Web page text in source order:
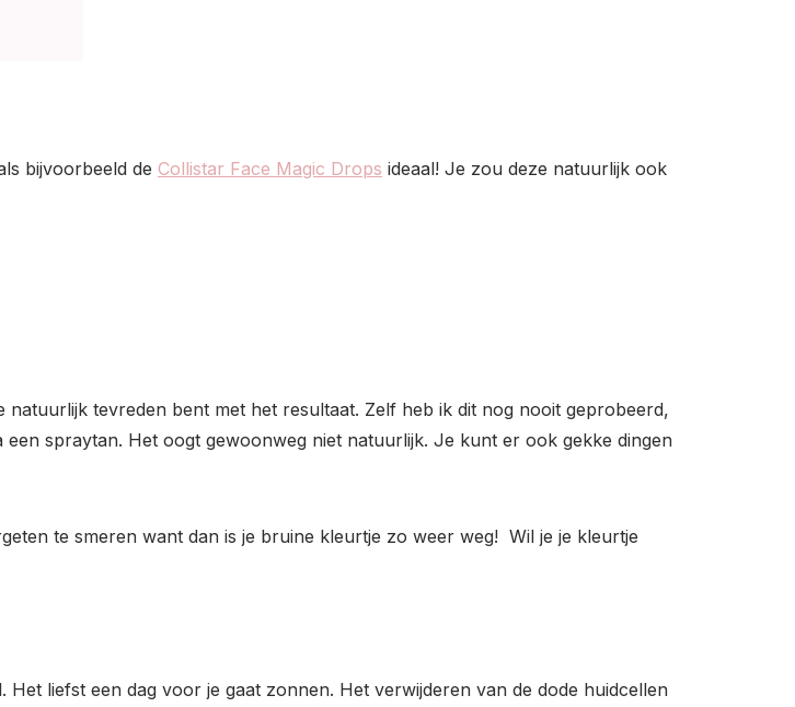
bijvoorbeeld de Collistar Face Magic Drops ideaal! Je zou deze natuurlijk ook
tevreden bent met het resultaat. Zelf heb ik dit nog nooit geprobeerd,
spraytan. Het oogt gewoonweg niet natuurlijk. Je kunt er ook gekke dingen
te smeren want dan is je bruine kleurtje zo weer weg! Wil je je kleurtje
Het liefst een dag voor je gaat zonnen. Het verwijderen van de dode huidcellen